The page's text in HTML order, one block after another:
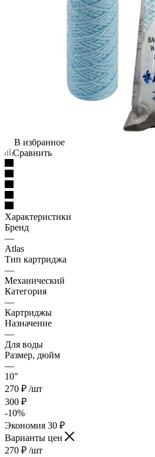
В избранное
Сравнить
Характеристики
Бренд
—
Atlas
Тип картриджа
—
Механический
Категория
—
Картриджы
Назначение
—
Для воды
Размер, дюйм
—
10"
270 ₽ /шт
300 ₽
-10%
Экономия 30 ₽
Варианты цен
270 ₽ /шт